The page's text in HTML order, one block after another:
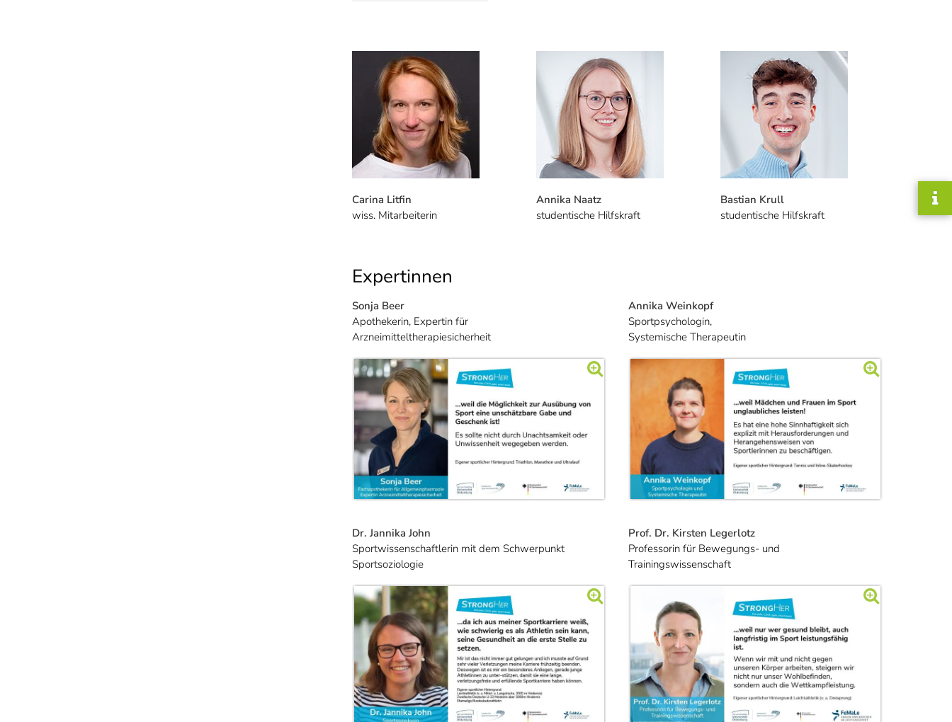
Carina Litfin
wiss. Mitarbeiterin
Annika Naatz
studentische Hilfskraft
Bastian Krull
studentische Hilfskraft
Expertinnen
Sonja Beer
Apothekerin, Expertin für
Arzneimitteltherapiesicherheit
Annika Weinkopf
Sportpsychologin,
Systemische Therapeutin
Dr. Jannika John
Sportwissenschaftlerin mit dem Schwerpunkt
Sportsoziologie
Prof. Dr. Kirsten Legerlotz
Professorin für Bewegungs- und
Trainingswissenschaft